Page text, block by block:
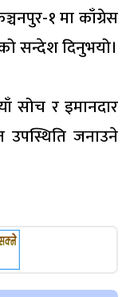
१ मा काँग्रेस
सन्देश दिनुभयो।
सोच र इमानदार
जनाउने